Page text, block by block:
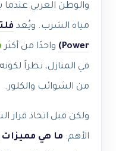
والوطن العربي عندما
مياه الشرب. ويُعد
Power)
واحدًا من أكثر
في المنازل، نظراً
من الشوائب والكلور.
ولكن قبل اتخاذ قرار
الأهم: